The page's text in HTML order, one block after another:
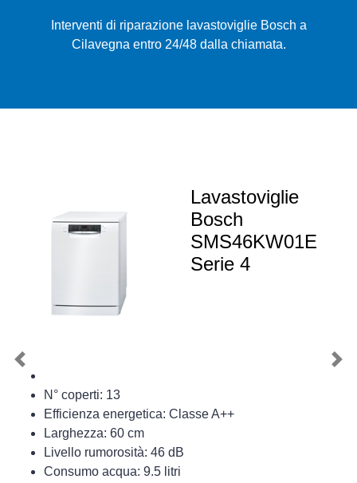
Interventi di riparazione lavastoviglie Bosch a
Cilavegna entro 24/48 dalla chiamata.
Lavastoviglie
Bosch
SMS46KW01E
Serie 4
N° coperti: 13
Efficienza energetica: Classe A++
Larghezza: 60 cm
Livello rumorosità: 46 dB
Consumo acqua: 9.5 litri
Previous